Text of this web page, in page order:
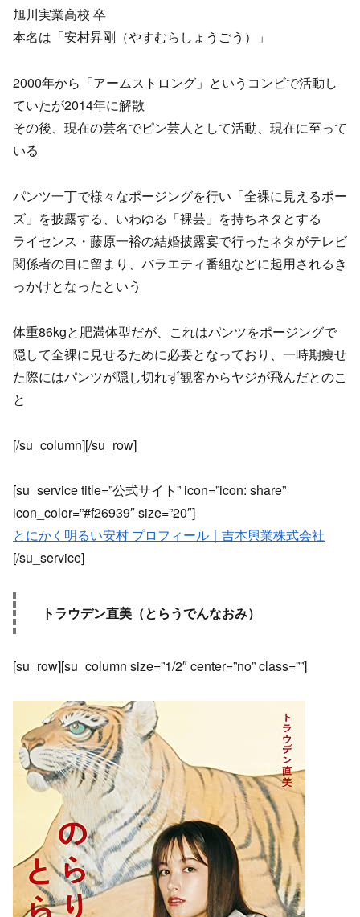
旭川実業高校 卒
本名は「安村昇剛（やすむらしょうごう）」
2000年から「アームストロング」というコンビで活動し
ていたが2014年に解散
その後、現在の芸名でピン芸人として活動、現在に至って
いる
パンツ一丁で様々なポージングを行い「全裸に見えるポー
ズ」を披露する、いわゆる「裸芸」を持ちネタとする
ライセンス・藤原一裕の結婚披露宴で行ったネタがテレビ
関係者の目に留まり、バラエティ番組などに起用されるき
っかけとなったという
体重86kgと肥満体型だが、これはパンツをポージングで
隠して全裸に見せるために必要となっており、一時期痩せ
た際にはパンツが隠し切れず観客からヤジが飛んだとのこ
と
[/su_column][/su_row]
[su_service title=”公式サイト” icon=”icon: share”
icon_color=”#f26939″ size=”20″]
とにかく明るい安村 プロフィール｜吉本興業株式会社
[/su_service]
トラウデン直美（とらうでんなおみ）
[su_row][su_column size=”1/2″ center=”no” class=””]